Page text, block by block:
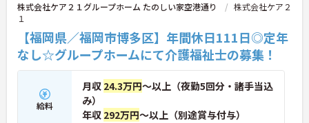
株式会社ケア２１グループホーム たのしい家空港通り
株式会社ケア２
１
【福岡県／福岡市博多区】年間休日111日◎定年
なし☆グループホームにて介護福祉士の募集！
給料
月収 24.3万円～以上（夜勤5回分・諸手当込
み）
年収 292万円～以上（別途賞与付与）